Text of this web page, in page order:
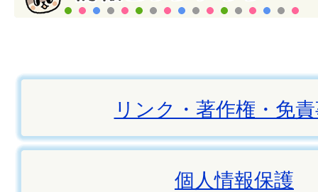
リンク・著作権・免
個人情報保護